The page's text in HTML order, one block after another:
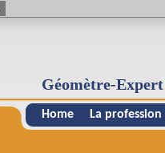
Géomètre-Expert
Home La profession